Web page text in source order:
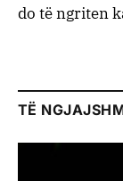
do të ngriten
TË